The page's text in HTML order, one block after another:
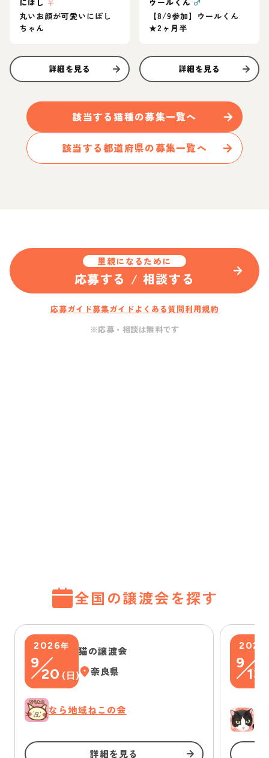
丸いお顔が可愛いにぼし
ちゃん
詳細を見る
【8/9参加】ウールくん
★2ヶ月半
詳細を見る
該当する 猫種の募集一覧へ
該当する都道府県の募集一覧へ
里親になるために
応募する / 相談する
応募ガイド募集ガイド よくある質問利用規約
※応募・相談は無料です
全国の譲渡会を探す
2026年
9
20 ( 日)
猫の譲渡会
奈良県
なら地域ねこの会
詳細を見る
2026
9
13
ゆ